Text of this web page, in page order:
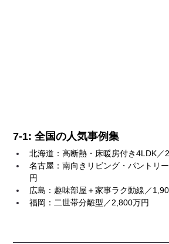
7-1: 全国の人気事例集
北海道：高断熱・床暖房付き4LDK／
名古屋：南向きリビング・パントリ
円
広島：趣味部屋＋家事ラク動線／
福岡：二世帯分離型／2,800万円